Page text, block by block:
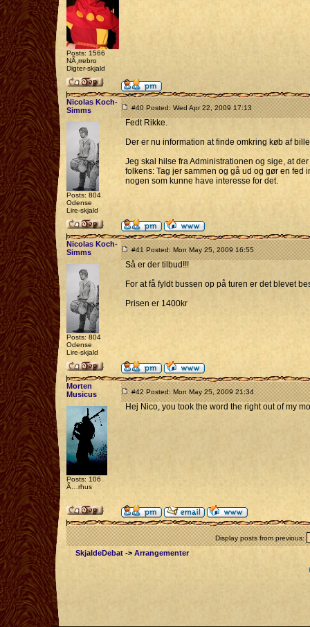
Posts: 1566
NÃ¸rrebro
Digter-skjald
Nicolas Koch-
Simms
Posts: 804
Odense
Lire-skjald
#40 Posted: Wed Apr 22, 2009 17:13
Fedt Rikke.
Der er nu information at finde omkring køb af
Jeg skal hilse fra Administrationen og sige, at
folkens: Tag jer sammen og gå ud og gør en
nogen som kunne have interesse for det.
Nicolas Koch-
Simms
Posts: 804
Odense
Lire-skjald
#41 Posted: Mon May 25, 2009 16:55
Så er der tilbud!!!
For at få fyldt bussen op på turen er det blevet
Prisen er 1400kr
Morten
Musicus
Posts: 106
Ã…rhus
#42 Posted: Mon May 25, 2009 21:34
Hej Nico, you took the word the right out of my
Display posts from previous:
SkjaldeDebat -> Arrangementer